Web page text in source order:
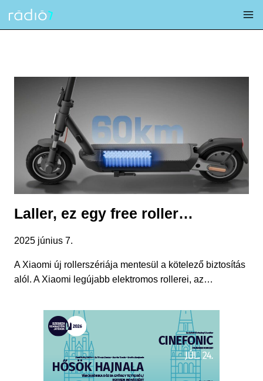
Laller, ez egy free roller…
2025 június 7.
A Xiaomi új rollerszériája mentesül a kötelező biztosítás
alól. A Xiaomi legújabb elektromos rollerei, az…